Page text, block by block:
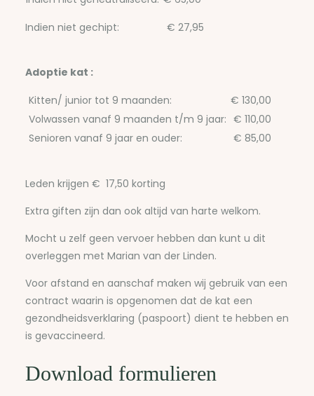
Indien niet gechipt: € 27,95
Adoptie kat :
Kitten/ junior tot 9 maanden:
€ 130,00
Volwassen vanaf 9 maanden t/m 9 jaar: € 110,00
Senioren vanaf 9 jaar en ouder:
€ 85,00
Leden krijgen € 17,50 korting
Extra giften zijn dan ook altijd van harte welkom.
Mocht u zelf geen vervoer hebben dan kunt u dit
overleggen met Marian van der Linden.
Voor afstand en aanschaf maken wij gebruik van een
contract waarin is opgenomen dat de kat een
gezondheidsverklaring (paspoort) dient te hebben en
is gevaccineerd.
Download formulieren